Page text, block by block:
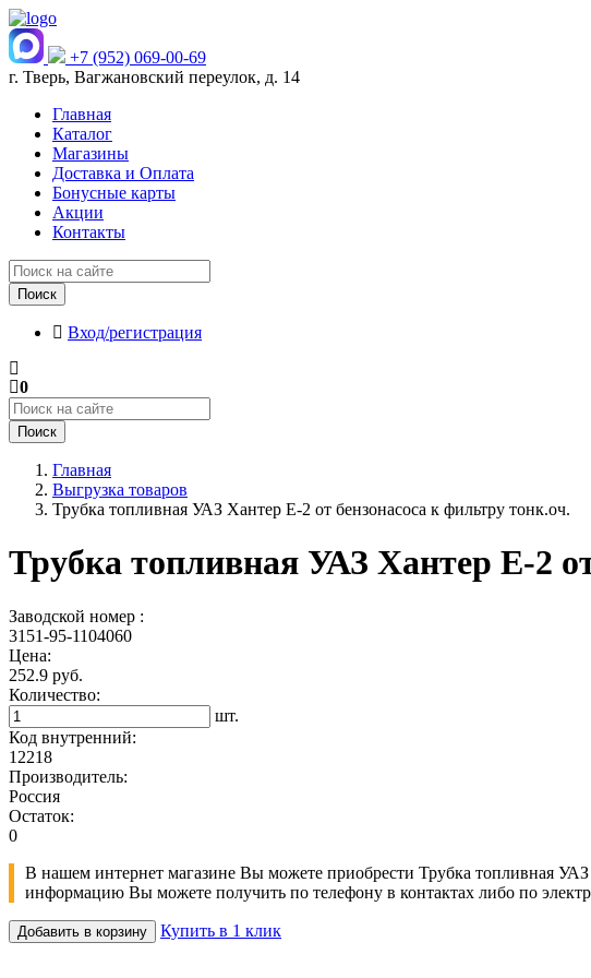
+7 (952) 069-00-69
г. Тверь, Вагжановский переулок, д. 14
Главная
Каталог
Магазины
Доставка и Оплата
Бонусные карты
Акции
Контакты
Поиск
Вход/регистрация
0
Поиск
Главная
Выгрузка товаров
Трубка топливная УАЗ Хантер Е-2 от бензонасоса к фильтру тонк.оч.
Трубка топливная УАЗ Хантер Е-2
Заводской номер :
3151-95-1104060
Цена:
252.9 руб.
Количество:
шт.
Код внутренний:
12218
Производитель:
Россия
Остаток:
0
В нашем интернет магазине Вы можете приобрести Трубка топливная
информацию Вы можете получить по телефону в контактах либо по
Добавить в корзину Купить в 1 клик